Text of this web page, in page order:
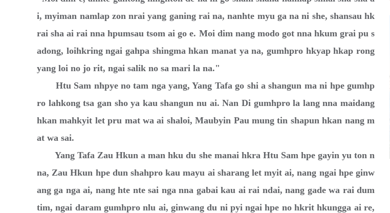
i, myiman namlap zon nrai yang ganing rai na, nanhte myu ga na ni she, shansau hk
rai sha ai rai nna hpumsau tsom ai go e. Moi dim nang modo got nna hkum grai pu s
adong, loihkring ngai gahpa shingma hkan manat ya na, gumhpro hkyap hkap rong
yang loi no jo rit, ngai salik no sa mari la na."
Htu Sam nhpye no tam nga yang, Yang Tafa go shi a shangun ma ni hpe gumhp
ro lahkong tsa gan sho ya kau shangun nu ai. Nan Di gumhpro la lang nna maidang
hkan mahkyit let pru mat wa ai shaloi, Maubyin Pau mung tin shapun hkan nang m
at wa sai.
Yang Tafa Zau Hkun a man hku du she manai hkra Htu Sam hpe gayin yu ton n
na, Zau Hkun hpe dun shahpro kau mayu ai sharang let myit ai, nang ngai hpe ginw
ang ga nga ai, nang hte nte sai nga nna gabai kau ai rai ndai, nang gade wa rai dum
tim, ngai daram gumhpro nlu ai, ginwang du ni pyi ngai hpe no hkrit hkungga ai re,